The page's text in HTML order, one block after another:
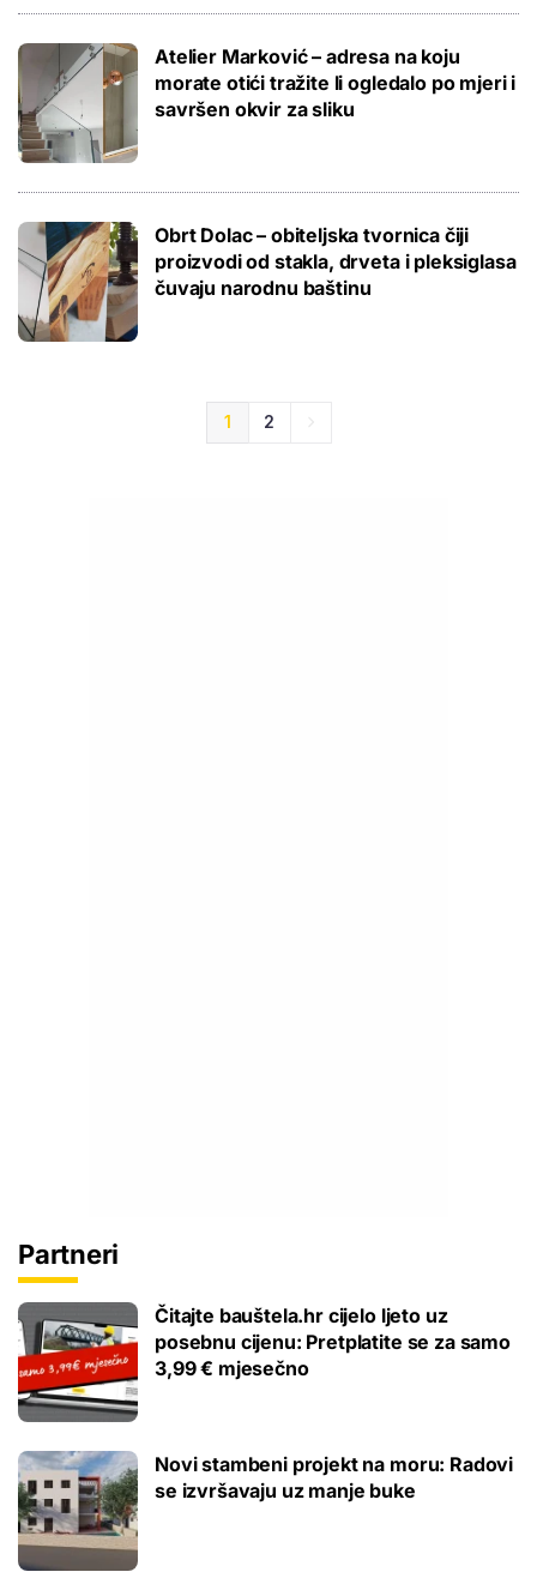
Atelier Marković – adresa na koju
morate otići tražite li ogledalo po mjeri i
savršen okvir za sliku
Obrt Dolac – obiteljska tvornica čiji
proizvodi od stakla, drveta i pleksiglasa
čuvaju narodnu baštinu
1 2
Partneri
Čitajte bauštela.hr cijelo ljeto uz
posebnu cijenu: Pretplatite se za samo
3,99 € mjesečno
Novi stambeni projekt na moru: Radovi
se izvršavaju uz manje buke